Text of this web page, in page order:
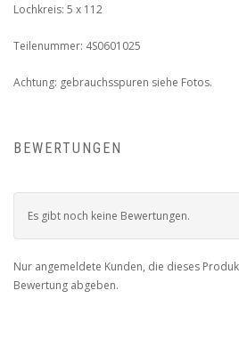
Lochkreis: 5 x 112
Teilenummer: 4S0601025
Achtung: gebrauchsspuren siehe Fotos.
BEWERTUNGEN
Es gibt noch keine Bewertungen.
Nur angemeldete Kunden, die dieses
Bewertung abgeben.